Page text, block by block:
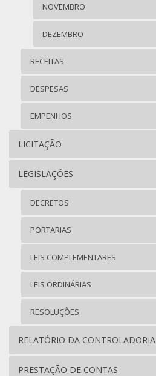
NOVEMBRO
DEZEMBRO
RECEITAS
DESPESAS
EMPENHOS
LICITAÇÃO
LEGISLAÇÕES
DECRETOS
PORTARIAS
LEIS COMPLEMENTARES
LEIS ORDINÁRIAS
RESOLUÇÕES
RELATÓRIO DA CONTROLADORIA
PRESTAÇÃO DE CONTAS